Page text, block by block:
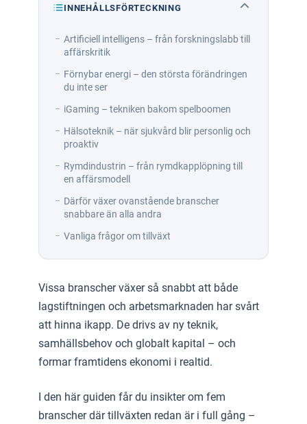
INNEHÅLLSFÖRTECKNING
Artificiell intelligens – från forskningslabb till
affärskritik
Förnybar energi – den största förändringen
du inte ser
iGaming – tekniken bakom spelboomen
Hälsoteknik – när sjukvård blir personlig och
proaktiv
Rymdindustrin – från rymdkapplöpning till
en affärsmodell
Därför växer ovanstående branscher
snabbare än alla andra
Vanliga frågor om tillväxt
Vissa branscher växer så snabbt att både
lagstiftningen och arbetsmarknaden har svårt
att hinna ikapp. De drivs av ny teknik,
samhällsbehov och globalt kapital – och
formar framtidens ekonomi i realtid.
I den här guiden får du insikter om fem
branscher där tillväxten redan är i full gång –